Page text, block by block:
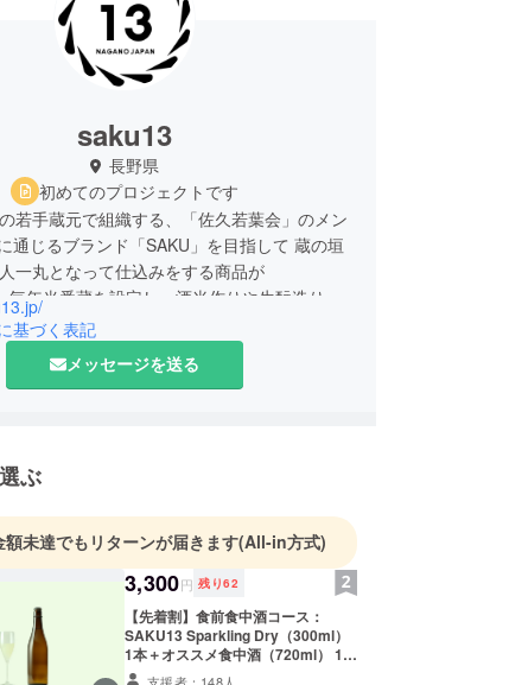
saku13
長野県
初めてのプロジェクトです
若手蔵元で組織する、「佐久若葉会」のメン
通じるブランド「SAKU」を目指して 蔵の垣
一丸となって仕込みをする商品が
毎年当番蔵を設定し、酒米作りや生酛造りな
めて個性的な商品としてリリースします。
基づく表記
メッセージを送る
ぶ
額未達でもリターンが届きます(All-in方式)
3,300円 残り62
【先着割】食前食中酒コース：
SAKU13 Sparkling Dry（300ml）
1本＋オススメ食中酒（720ml） 1本
+ サンクスカード 送料・消費税込み
支援者：148人